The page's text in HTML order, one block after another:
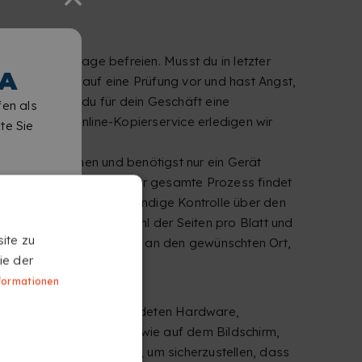
als
Sie
Notlage befreien. Musst du in letzter
du dich auf eine Prüfung vor und hast Angst,
Möchtest du für dein Geschäft eine
unserem Online-Kopierservice erledigen wir
aus machen und benötigst nur ein Gerät
denn der gesamte Prozess findet
Du hast die vollständige Kontrolle über den
Ausrichtung, Anzahl der Seiten pro Blatt und
deine PDF-Kopien an den gewünschten Ort,
von der verwendeten Hardware,
genauso aussehen wie auf dem Bildschirm,
ist besonders wichtig, um sicherzustellen, dass
zu
der